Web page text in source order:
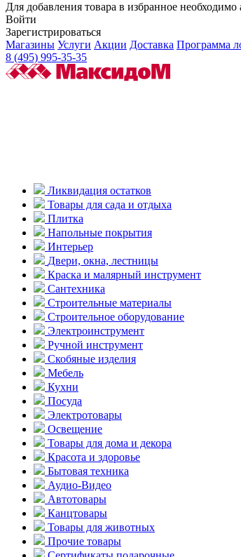
Для добавления товара в избранное
Войти
Зарегистрироваться
Магазины Услуги Акции Доставка Программа
8 (495) 995-35-35
Ликвидация остатков
Товары для сада и отдыха
Плитка
Напольные покрытия
Интерьер
Двери, окна, лестницы
Краска и малярный инструмент
Сантехника
Строительные материалы
Строительное оборудование
Электроинструмент
Ручной инструмент
Скобяные изделия
Мебель
Кухни
Посуда
Электротовары
Освещение
Товары для дома и декора
Красота и здоровье
Бытовая техника
Аудио-Видео
Автотовары
Канцтовары
Товары для животных
Прочие товары